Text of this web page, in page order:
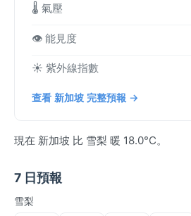
🌡️ 氣壓
👁️ 能見度
☀️ 紫外線指數
查看 新加坡 完整預報 →
現在 新加坡 比 雪梨 暖 18.0°C。
7 日預報
雪梨